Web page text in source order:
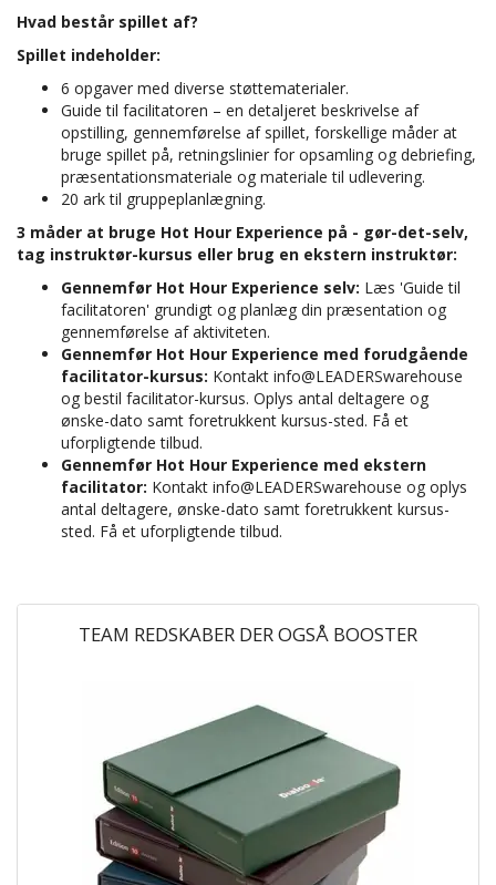
Hvad består spillet af?
Spillet indeholder:
6 opgaver med diverse støttematerialer.
Guide til facilitatoren – en detaljeret beskrivelse af
opstilling, gennemførelse af spillet, forskellige måder at
bruge spillet på, retningslinier for opsamling og debriefing,
præsentationsmateriale og materiale til udlevering.
20 ark til gruppeplanlægning.
3 måder at bruge Hot Hour Experience på - gør-det-selv,
tag instruktør-kursus eller brug en ekstern instruktør:
Gennemfør Hot Hour Experience selv: Læs 'Guide til
facilitatoren' grundigt og planlæg din præsentation og
gennemførelse af aktiviteten.
Gennemfør Hot Hour Experience med forudgående
facilitator-kursus: Kontakt info@LEADERSwarehouse
og bestil facilitator-kursus. Oplys antal deltagere og
ønske-dato samt foretrukkent kursus-sted. Få et
uforpligtende tilbud.
Gennemfør Hot Hour Experience med ekstern
facilitator: Kontakt info@LEADERSwarehouse og oplys
antal deltagere, ønske-dato samt foretrukkent kursus-
sted. Få et uforpligtende tilbud.
TEAM REDSKABER DER OGSÅ BOOSTER